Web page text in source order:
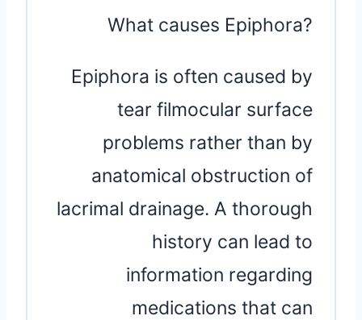
What causes Epiphora?
Epiphora is often caused by
tear filmocular surface
problems rather than by
anatomical obstruction of
lacrimal drainage. A thorough
history can lead to
information regarding
medications that can